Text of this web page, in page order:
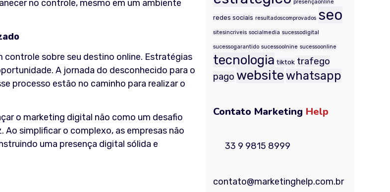
no controle, mesmo em um ambiente
sobre seu destino online. Estratégias
A jornada do desconhecido para o
processo estão no caminho para realizar o
o marketing digital não como um desafio
simplificar o complexo, as empresas não
uma presença digital sólida e
presençaonline
redes sociais resultadoscomprovados seo
sitesincriveis socialmedia sucessodigital
sucessogarantido sucessoolnine sucessoonline
tecnologia tiktok trafego
pago website whatsapp
Contato Marketing Help
33 9 9815 8999
contato@marketinghelp.com.br